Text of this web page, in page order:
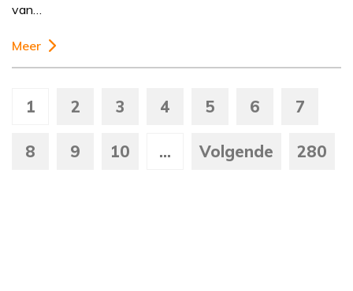
van…
Meer
1 2 3 4 5 6 7
8 9 10 ... Volgende 280